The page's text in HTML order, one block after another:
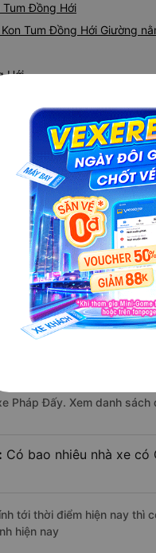
Tum Đồng Hới
Tum Đồng Hới Giường
Hới
nhanh và uy tín nhất
Hới
Nhà xe Giường nằm đi
lượng tốt nhất?
xe Giường nằm đi Kon
xe Đức Thành (Kon Tum),
Hãng Xe Giường nằm
xe Giường nằm đi Đồng
Pháp Đấy. Xem danh sách
Có bao nhiêu nhà xe
tới thời điểm hiện nay thì
hiện nay